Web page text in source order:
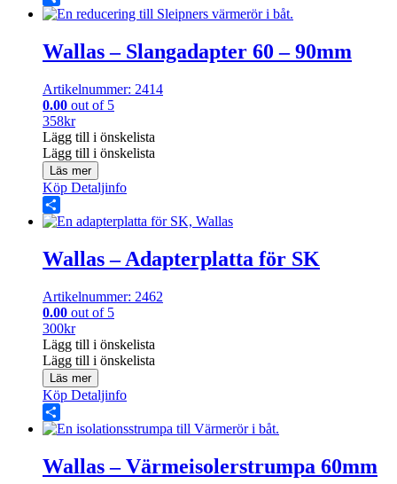
Share
Wallas – Slangadapter 60 – 90mm
Artikelnummer: 2414
0.00 out of 5
358kr
Lägg till i önskelista
Lägg till i önskelista
Läs mer
Köp Detaljinfo
Share
Wallas – Adapterplatta för SK
Artikelnummer: 2462
0.00 out of 5
300kr
Lägg till i önskelista
Lägg till i önskelista
Läs mer
Köp Detaljinfo
Share
Wallas – Värmeisolerstrumpa 60mm